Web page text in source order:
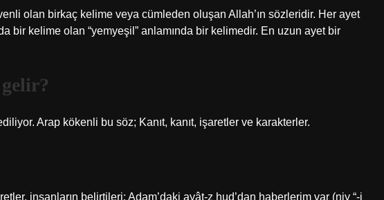
olan birkaç kelime veya cümleden oluşan Allah’ın sözleridir. Her ayet
bir kelime olan “yemyeşil” anlamında bir kelimedir. En uzun ayet bir
Arap kökenli bu söz; Kanıt, kanıt, işaretler ve karakterler.
insanların belirtileri: Adam’daki ayât-z hud’dan haberlerim var (niy “-i